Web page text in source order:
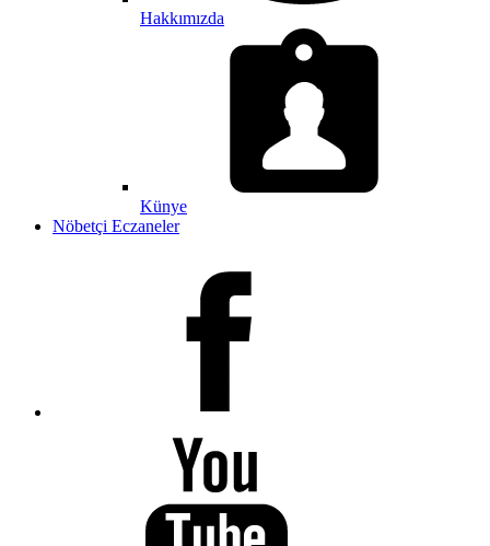
Hakkımızda
Künye
Nöbetçi Eczaneler